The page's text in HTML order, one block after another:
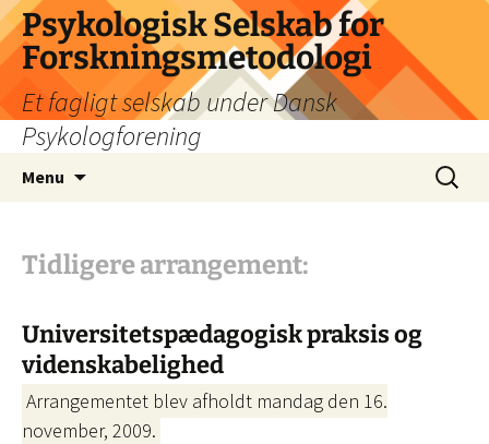
Psykologisk Selskab for
Forskningsmetodologi
Et fagligt selskab under Dansk
Psykologforening
Menu
Søg
efter:
Tidligere arrangement:
Universitetspædagogisk praksis og
videnskabelighed
Arrangementet blev afholdt mandag den 16.
november, 2009.